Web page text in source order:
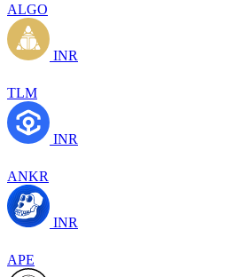
ALGO
INR
TLM
INR
ANKR
INR
APE